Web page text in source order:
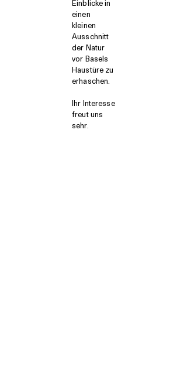
Einblicke in
einen
kleinen
Ausschnitt
der Natur
vor Basels
Haustüre zu
erhaschen.
Ihr Interesse
freut uns
sehr.